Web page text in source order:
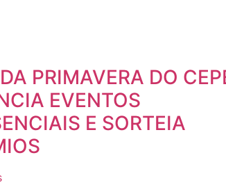
PRIMAVERA DO
EVENTOS
E SORTEIA